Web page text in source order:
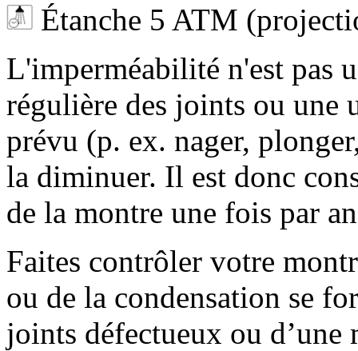
Étanche 5 ATM
L'imperméabilité n'est pas
régulière des joints ou une
prévu (p. ex. nager,
la diminuer. Il est donc
de la montre une fois par
Faites contrôler votre
ou de la condensation se
joints défectueux ou d’une